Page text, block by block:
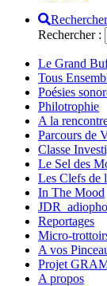
Rechercher
Rechercher :
Le Grand
Tous
Poésies
Philotrophie
A la
Parcours de
Classe
Le Sel des
Les Clefs de
In The Mood
Reportages
Micro-
A vos
Projet
A propos